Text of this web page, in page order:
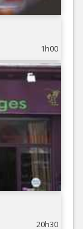
1h00
20h30